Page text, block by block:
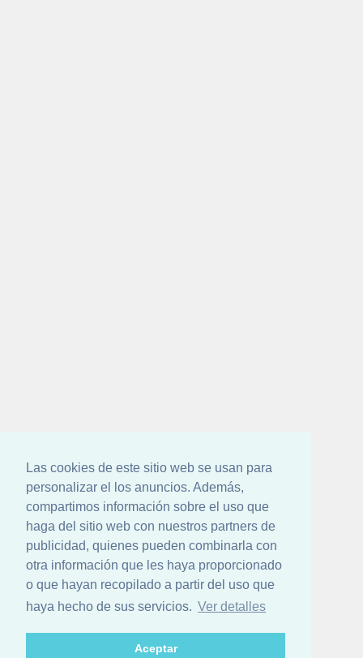
Las cookies de este sitio web se usan para
personalizar el los anuncios. Además,
compartimos información sobre el uso que
haga del sitio web con nuestros partners de
publicidad, quienes pueden combinarla con
otra información que les haya proporcionado
o que hayan recopilado a partir del uso que
haya hecho de sus servicios. Ver detalles
Aceptar